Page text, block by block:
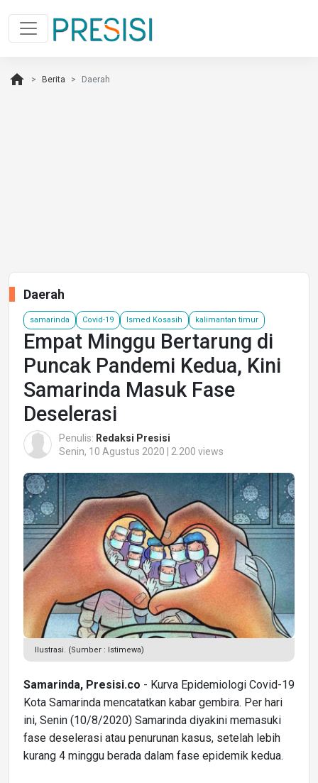
home Berita Daerah
Daerah
samarinda Covid-19 Ismed Kosasih kalimantan timur
Empat Minggu Bertarung di
Puncak Pandemi Kedua, Kini
Samarinda Masuk Fase
Deselerasi
Penulis: Redaksi Presisi
Senin, 10 Agustus 2020 | 2.200 views
Ilustrasi. (Sumber : Istimewa)
Samarinda, Presisi.co - Kurva Epidemiologi Covid-19
Kota Samarinda mencatatkan kabar gembira. Per hari
ini, Senin (10/8/2020) Samarinda diyakini memasuki
fase deselerasi atau penurunan kasus, setelah lebih
kurang 4 minggu berada dalam fase epidemik kedua.